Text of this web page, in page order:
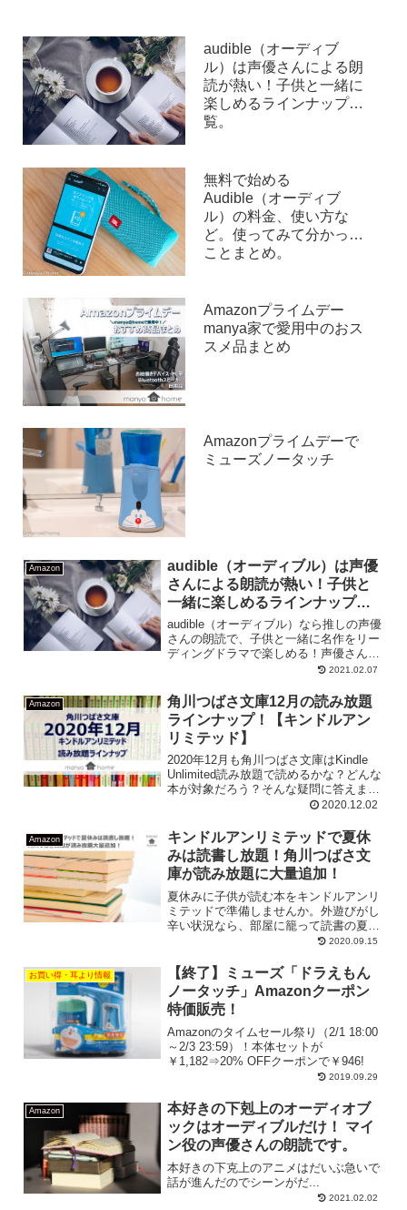
audible（オーディブ
ル）は声優さんによる朗
読が熱い！子供と一緒に
楽しめるラインナップ一
覧。
無料で始める
Audible（オーディブ
ル）の料金、使い方な
ど。使ってみて分かった
ことまとめ。
Amazonプライムデー
manya家で愛用中のおス
スメ品まとめ
Amazonプライムデーで
ミューズノータッチ
Amazon
audible（オーディブル）は声優
さんによる朗読が熱い！子供と
一緒に楽しめるラインナップ一
覧。
audible（オーディブル）なら推しの声優
さんの朗読で、子供と一緒に名作をリー
ディングドラマで楽しめる！声優さんに
よる朗読が嬉しいオーディオブックライ
2021.02.07
Amazon
角川つばさ文庫12月の読み放題
ラインナップ！【キンドルアン
リミテッド】
2020年12月も角川つばさ文庫はKindle
Unlimited読み放題で読めるかな？どんな
本が対象だろう？そんな疑問に答えま
す。今月も対象冊数が多いので、読み応
対象、途中から対象に分けて紹介しま
す。
2020.12.02
Amazon
キンドルアンリミテッドで夏休
みは読書し放題！角川つばさ文
庫が読み放題に大量追加！
夏休みに子供が読む本をキンドルアンリ
ミテッドで準備しませんか。外遊びがし
辛い状況なら、部屋に籠って読書の夏！
『角川つばさ文庫』が多数読み放題にな
セレクトしたオススメの本を紹介しま
す。
2020.09.15
お買い得・耳より情報
【終了】ミューズ「ドラえもん
ノータッチ」Amazonクーポン
特価販売！
Amazonのタイムセール祭り（2/1 18:00
～2/3 23:59）！本体セットが
￥1,182⇒20% OFFクーポンで￥946!
2019.09.29
Amazon
本好きの下剋上のオーディオブ
ックはオーディブルだけ！ マイ
ン役の声優さんの朗読です。
本好きの下克上のアニメはだいぶ急いで
話が進んだのでシーンがだ...
2021.02.02